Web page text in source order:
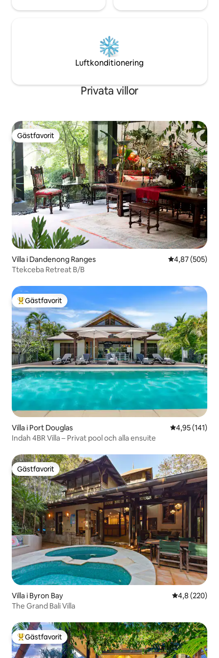
Luftkonditionering
Privata villor
Gästfavorit
Gästfavorit
Villa i Dandenong Ranges 4,87 av 5 i
4,87 (505)
Ttekceba Retreat B/B
Populär gästfavorit
Gästfavorit
Villa i Port Douglas 4,95 av 5 i
4,95 (141)
Indah 4BR Villa – Privat pool och alla ensuite
Gästfavorit
Gästfavorit
Villa i Byron Bay 4,8 av 5 i
4,8 (220)
The Grand Bali Villa
Populär gästfavorit
Gästfavorit